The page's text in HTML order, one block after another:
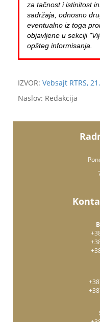
za tačnost i istinitost
sadržaja, odnosno
eventualno iz toga
objavljene u sekciji
opšteg informisanja.
IZVOR: Vebsajt RTRS,
Naslov: Redakcija